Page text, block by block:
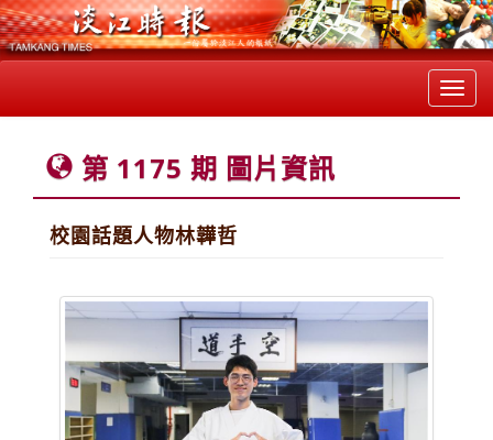
第 1175 期 圖片資訊
校園話題人物林韡哲